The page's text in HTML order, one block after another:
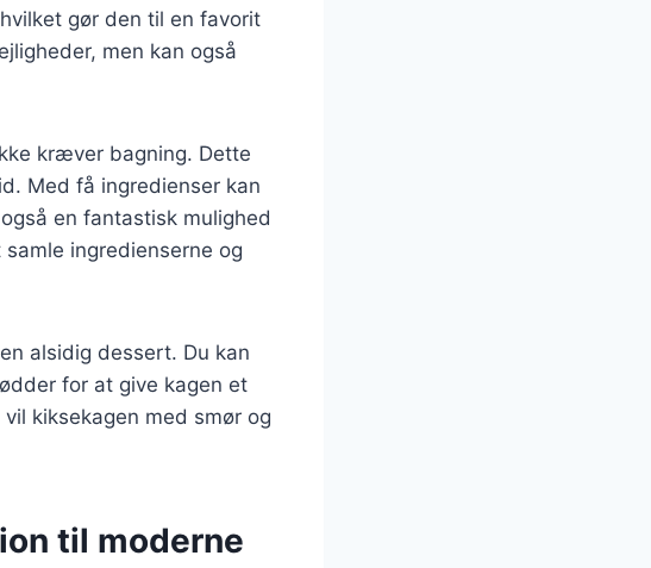
gør den til en favorit
men kan også
kræver bagning. Dette
Med få ingredienser kan
en fantastisk mulighed
ingredienserne og
alsidig dessert. Du kan
for at give kagen et
kiksekagen med smør og
til moderne